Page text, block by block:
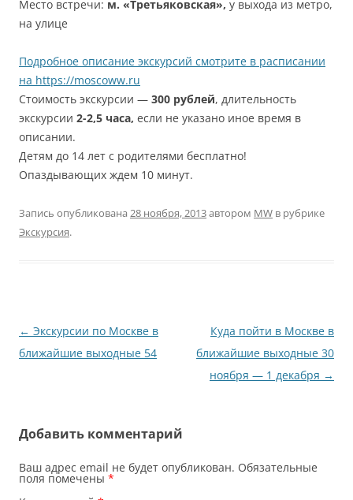
Место встречи: м. «Третьяковская», у выхода из метро,
на улице
Подробное описание экскурсий смотрите в расписании
на https://moscoww.ru
Стоимость экскурсии — 300 рублей, длительность
экскурсии 2-2,5 часа, если не указано иное время в
описании.
Детям до 14 лет с родителями бесплатно!
Опаздывающих ждем 10 минут.
Запись опубликована 28 ноября, 2013автором MW в рубрике
Экскурсия.
Навигация
по
← Экскурсии по Москве в
ближайшие выходные 54
Куда пойти в Москве в
ближайшие выходные 30
ноября — 1 декабря →
Добавить комментарий
Ваш адрес email не будет опубликован. Обязательные
поля помечены *